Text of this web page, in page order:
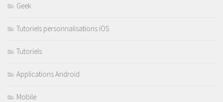
Geek
Tutoriels personnalisations iOS
Tutoriels
Applications Android
Mobile